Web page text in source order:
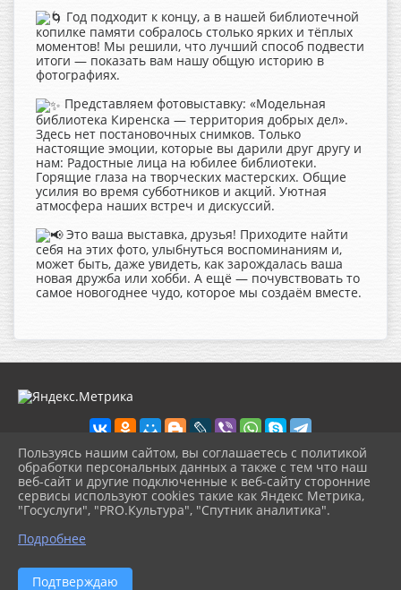
Год подходит к концу, а в нашей библиотечной
копилке памяти собралось столько ярких и тёплых
моментов! Мы решили, что лучший способ подвести
итоги — показать вам нашу общую историю в
фотографиях.
Представляем фотовыставку: «Модельная
библиотека Киренска — территория добрых дел».
Здесь нет постановочных снимков. Только
настоящие эмоции, которые вы дарили друг другу и
нам: Радостные лица на юбилее библиотеки.
Горящие глаза на творческих мастерских. Общие
усилия во время субботников и акций. Уютная
атмосфера наших встреч и дискуссий.
Это ваша выставка, друзья! Приходите найти
себя на этих фото, улыбнуться воспоминаниям и,
может быть, даже увидеть, как зарождалась ваша
новая дружба или хобби. А ещё — почувствовать то
самое новогоднее чудо, которое мы создаём вместе.
2026 г. cbskirensk.ru
Вход
Карта сайта
Политика обработки персональных данных
Сделано на KubCMS
Разработка и поддержка
Пользуясь нашим сайтом, вы соглашаетесь с политикой
обработки персональных данных а также с тем что наш
веб-сайт и другие подключенные к веб-сайту сторонние
сервисы используют cookies такие как Яндекс Метрика,
"Госуслуги", "PRO.Культура", "Спутник аналитика".
Подробнее
Подтверждаю